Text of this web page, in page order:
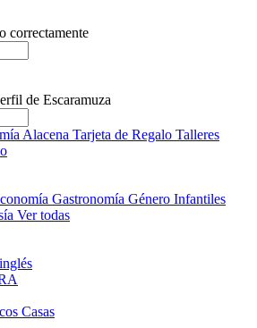
correctamente
Alacena Tarjeta de Regalo Talleres
Gastronomía Género Infantiles
Ver todas
Casas